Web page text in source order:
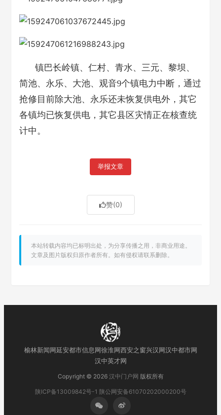
镇巴长岭镇、仁村、青水、三元、黎坝、
简池、永乐、大池、观音9个镇电力中断，通过
抢修目前除大池、永乐还未恢复供电外，其它
各镇均已恢复供电，其它县区灾情正在核查统
计中。
举报文章
赞(0)
本站转载内容均已标明出处，为分享传播之用，非商业用途。
文章及图片版权归原作者所有。如有侵权请联系删除。
榆林新闻网延安都市信息网徐淮网西安之窗兴汉网汉中都市网
汉中英才网
Copyright © 2026 汉中门户网 版权所有
陕ICP备13009842号-1 陕公网安备61070202000200号